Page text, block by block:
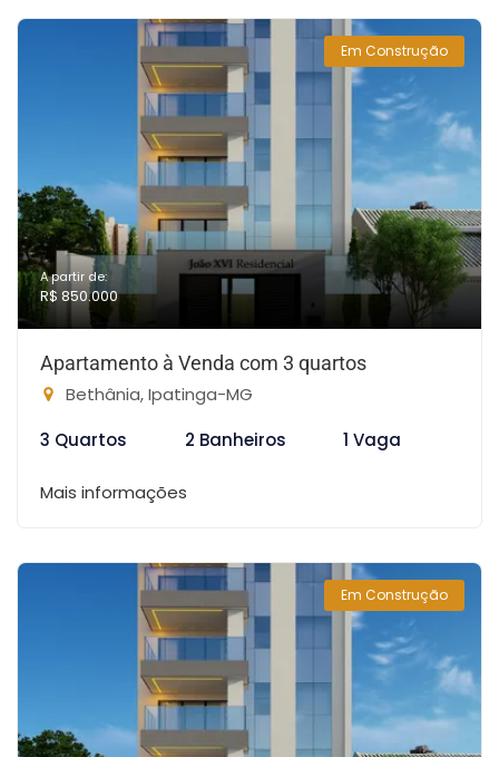
Em Construção
A partir de:
R$ 850.000
Apartamento à Venda com 3 quartos
Bethânia, Ipatinga-MG
3 Quartos
2 Banheiros 1 Vaga
Mais informações
Em Construção